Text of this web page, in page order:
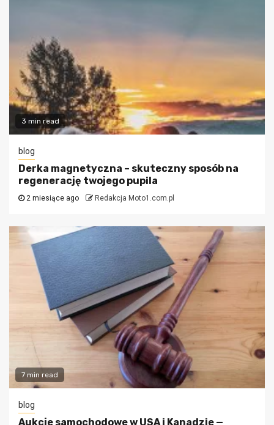
3 min read
blog
Derka magnetyczna – skuteczny sposób na
regenerację twojego pupila
2 miesiące ago Redakcja Moto1.com.pl
7 min read
blog
Aukcje samochodowe w USA i Kanadzie —